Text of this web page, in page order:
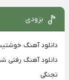
بزودی
دانلود آهنگ
دانلود آهنگ رفتی
تجنگی